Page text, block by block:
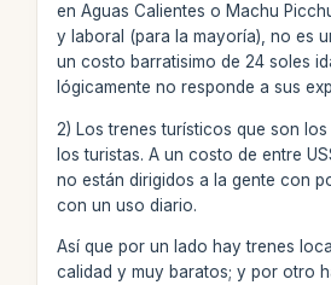
en Aguas Calientes o Machu
y laboral (para la mayoría), no es
un costo barratisimo de 24 soles
lógicamente no responde a sus
2) Los trenes turísticos que son
los turistas. A un costo de entre
no están dirigidos a la gente con
con un uso diario.
Así que por un lado hay trenes
calidad y muy baratos; y por otro